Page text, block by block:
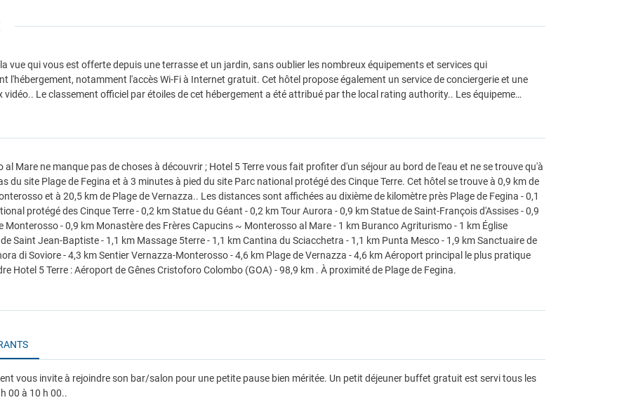
vue qui vous est offerte depuis une terrasse et un jardin, sans oublier les nombreux équipements et services qui
l'hébergement, notamment l'accès Wi-Fi à Internet gratuit. Cet hôtel propose également un service de conciergerie et une
vidéo.. Le classement officiel par étoiles de cet hébergement a été attribué par the local rating authority.. Les équipeme…
al Mare ne manque pas de choses à découvrir ; Hotel 5 Terre vous fait profiter d'un séjour au bord de l'eau et ne se trouve qu'à
du site Plage de Fegina et à 3 minutes à pied du site Parc national protégé des Cinque Terre. Cet hôtel se trouve à 0,9 km de
et à 20,5 km de Plage de Vernazza.. Les distances sont affichées au dixième de kilomètre près Plage de Fegina - 0,1
protégé des Cinque Terre - 0,2 km Statue du Géant - 0,2 km Tour Aurora - 0,9 km Statue de Saint-François d'Assises - 0,9
Monterosso - 0,9 km Monastère des Frères Capucins ~ Monterosso al Mare - 1 km Buranco Agriturismo - 1 km Église
Saint Jean-Baptiste - 1,1 km Massage 5terre - 1,1 km Cantina du Sciacchetra - 1,1 km Punta Mesco - 1,9 km Sanctuaire de
di Soviore - 4,3 km Sentier Vernazza-Monterosso - 4,6 km Plage de Vernazza - 4,6 km Aéroport principal le plus pratique
Hotel 5 Terre : Aéroport de Gênes Cristoforo Colombo (GOA) - 98,9 km . À proximité de Plage de Fegina.
vous invite à rejoindre son bar/salon pour une petite pause bien méritée. Un petit déjeuner buffet gratuit est servi tous les
00 à 10 h 00..